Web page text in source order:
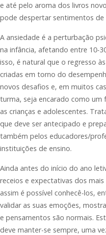
e até pelo aroma dos livros
pode despertar sentimentos de
A ansiedade é a perturbação
na infância, afetando entre 10-
isso, é natural que o regresso
criadas em torno do
novos desafios e, em muitos
turma, seja encarado como um
as crianças e adolescentes.
que deve ser antecipado e
também pelos educadores/
instituições de ensino.
Ainda antes do início do ano
receios e expectativas dos
assim é possível conhecê-los,
validar as suas emoções,
e pensamentos são normais.
deve manter-se sempre, uma